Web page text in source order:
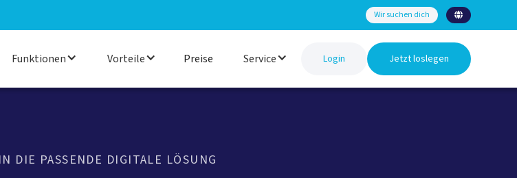
Wir suchen dich 
Funktionen Vorteile Preise Service Login Jetzt loslegen
DIE PASSENDE DIGITALE LÖSUNG